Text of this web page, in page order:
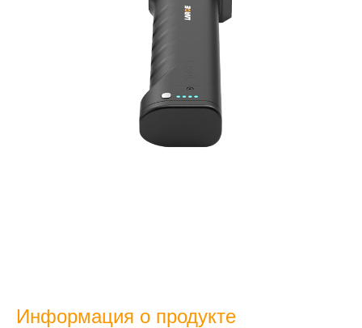
Информация о продукте